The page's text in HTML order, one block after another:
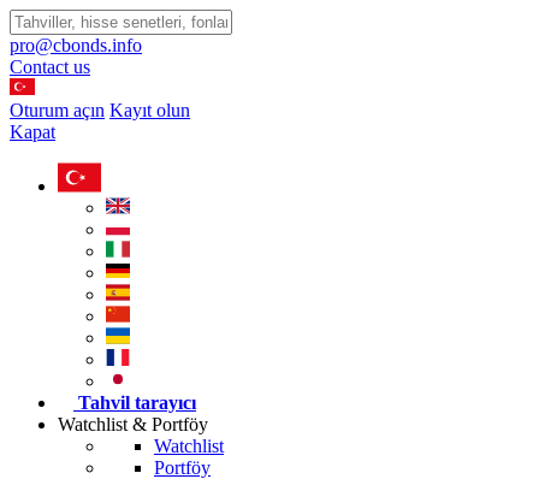
pro@cbonds.info
Contact us
Oturum açın Kayıt olun
Kapat
Tahvil tarayıcı
Watchlist & Portföy
Watchlist
Portföy